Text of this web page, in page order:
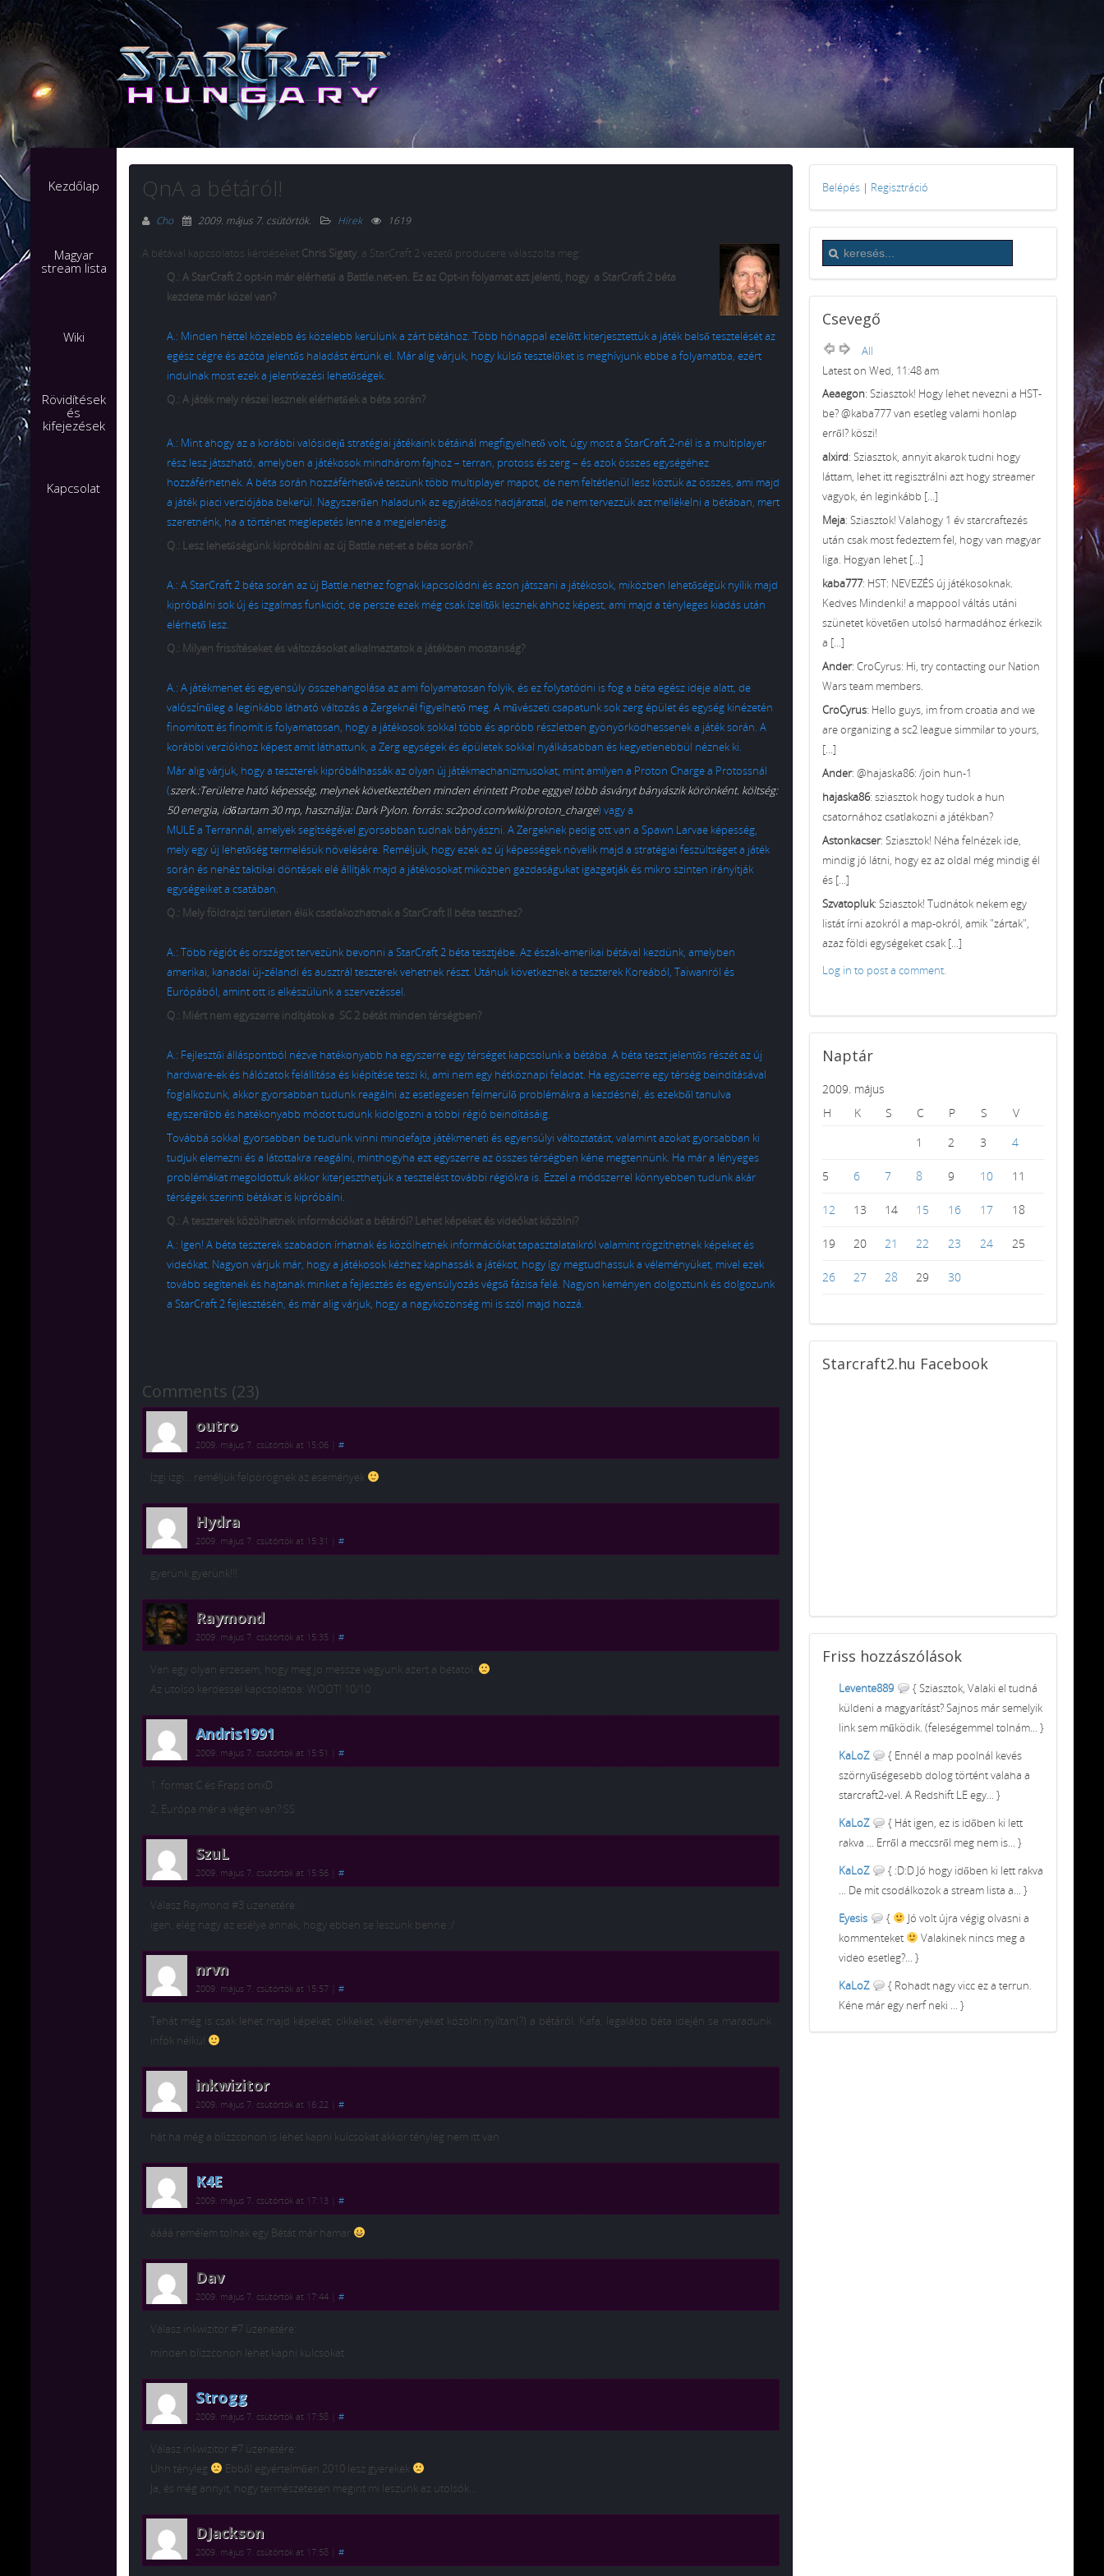
Kezdőlap
Magyar
stream lista
Wiki
Rövidítések
és
kifejezések
Kapcsolat
QnA a bétáról!
Cho 2009. május 7. csütörtök. Hírek 1619
A bétával kapcsolatos kérdéseket Chris Sigaty, a StarCraft 2 vezető producere válaszolta meg:
Q.: A StarCraft 2 opt-in már elérhető a Battle.net-en. Ez az Opt-in folyamat azt jelenti, hogy a StarCraft 2 béta
kezdete már közel van?
A.: Minden héttel közelebb és közelebb kerülünk a zárt bétához. Több hónappal ezelőtt kiterjesztettük a játék belső tesztelését az
egész cégre és azóta jelentős haladást értünk el. Már alig várjuk, hogy külső tesztelőket is meghívjunk ebbe a folyamatba, ezért
indulnak most ezek a jelentkezési lehetőségek.
Q.: A játék mely részei lesznek elérhetőek a béta során?
A.: Mint ahogy az a korábbi valósidejű stratégiai játékaink bétáinál megfigyelhető volt, úgy most a StarCraft 2-nél is a multiplayer
rész lesz játszható, amelyben a játékosok mindhárom fajhoz – terran, protoss és zerg – és azok összes egységéhez
hozzáférhetnek. A béta során hozzáférhetővé teszünk több multiplayer mapot, de nem feltétlenül lesz köztük az összes, ami majd
a játék piaci verziójába bekerül. Nagyszerűen haladunkaz egyjátékos hadjárattal, de nem tervezzük azt mellékelni a bétában, mert
szeretnénk, ha a történet meglepetés lenne a megjelenésig.
Q.: Lesz lehetőségünk kipróbálni az új Battle.net-et a béta során?
A.: A StarCraft 2 béta során az új Battle.nethez fognak kapcsolódni és azon játszani a játékosok, miközben lehetőségük nyílik majd
kipróbálni sok új és izgalmas funkciót, de persze ezek még csak ízelítők lesznek ahhoz képest, ami majd a tényleges kiadás után
elérhető lesz.
Q.: Milyen frissítéseket és változásokat alkalmaztatok a játékban mostanság?
A.: A játékmenet és egyensúly összehangolása az ami folyamatosan folyik, és ez folytatódni is fog a béta egész ideje alatt, de
valószínűleg a leginkább látható változás a Zergeknél figyelhető meg. A művészeti csapatunk sok zerg épület és egység kinézetén
finomított és finomít is folyamatosan, hogy a játékosok sokkal több és apróbb részletben gyönyörködhessenek a játék során. A
korábbi verziókhoz képest amit láthattunk, a Zerg egységek és épületek sokkal nyálkásabban és kegyetlenebbül néznek ki.
Már alig várjuk, hogy a teszterek kipróbálhassák az olyan új játékmechanizmusokat, mint amilyen a Proton Charge a Protossnál
(szerk.:Területre ható képesség, melynek következtében minden érintett Probe eggyel több ásványt bányászik körönként. költség:
50 energia, időtartam 30 mp, használja: Dark Pylon. forrás: sc2pod.com/wiki/proton_charge) vagy a
MULE a Terrannál, amelyek segítségével gyorsabban tudnak bányászni. A Zergeknek pedig ott van a Spawn Larvae képesség,
mely egy új lehetőség termelésük növelésére. Reméljük, hogy ezek az új képességek növelik majd a stratégiai feszültséget a játék
során és nehéz taktikai döntések elé állítják majd a játékosokat miközben gazdaságukat igazgatják és mikro szinten irányítják
egységeiket a csatában.
Q.: Mely földrajzi területen élők csatlakozhatnak a StarCraft II béta teszthez?
A.: Több régiót és országot tervezünk bevonni a StarCraft 2 béta tesztjébe. Az észak-amerikai bétával kezdünk, amelyben
amerikai, kanadai új-zélandi és ausztrál teszterek vehetnek részt. Utánuk következnek a teszterek Koreából, Taiwanról és
Európából, amint ott is elkészülünk a szervezéssel.
Q.: Miért nem egyszerre indítjátok a SC 2 bétát minden térségben?
A.: Fejlesztői álláspontból nézve hatékonyabb ha egyszerre egy térséget kapcsolunk a bétába. A béta teszt jelentős részét az új
hardware-ek és hálózatok felállítása és kiépítése teszi ki, ami nem egy hétköznapi feladat. Ha egyszerre egy térség beindításával
foglalkozunk, akkor gyorsabban tudunk reagálni az esetlegesen felmerülő problémákra a kezdésnél, és ezekből tanulva
egyszerűbb és hatékonyabb módot tudunk kidolgozni a többi régió beindításáig.
Továbbá sokkal gyorsabban be tudunk vinni mindefajta játékmeneti és egyensúlyi változtatást, valamint azokat gyorsabban ki
tudjuk elemezni és a látottakra reagálni, minthogyha ezt egyszerre az összes térségben kéne megtennünk. Ha már a lényeges
problémákat megoldottuk akkor kiterjeszthetjük a tesztelést további régiókra is. Ezzel a módszerrel könnyebben tudunk akár
térségek szerinti bétákat is kipróbálni.
Q.: A teszterek közölhetnek információkat a bétáról? Lehet képeket és videókat közölni?
A.: Igen! A béta teszterek szabadon írhatnak és közölhetnek információkat tapasztalataikról valamint rögzíthetnek képeket és
videókat. Nagyon várjuk már, hogy a játékosok kézhez kaphassák a játékot, hogy így megtudhassuk a véleményüket, mivel ezek
tovább segítenek és hajtanak minket a fejlesztés és egyensúlyozás végső fázisa felé. Nagyon keményen dolgoztunk és dolgozunk
a StarCraft 2 fejlesztésén, és már alig várjuk, hogy a nagyközönség mi is szól majd hozzá.
Comments (23)
outro
2009. május 7. csütörtök at 15:06 #
Izgi izgi… reméljük felpörögnek az események
Hydra
2009. május 7. csütörtök at 15:31 #
gyerünk gyerünk!!!
Raymond
2009. május 7. csütörtök at 15:35 #
Van egy olyan erzesem, hogy meg jo messze vagyunk azert a betatol.
Az utolso kerdessel kapcsolatba: WOOT! 10/10
Andris1991
2009. május 7. csütörtök at 15:51 #
1. format C és Fraps onxD
2, Európa mér a végén van?:SS
SzuL
2009. május 7. csütörtök at 15:56 #
Válasz Raymond #3 üzenetére:
igen, elég nagy az esélye annak, hogy ebben se leszünk benne :/
nrvn
2009. május 7. csütörtök at 15:57 #
Tehát még is csak lehet majd képeket, cikkeket, véleményeket közölni nyíltan(?) a bétáról. Kafa, legalább béta idején se maradunk
infók nélkül
inkwizitor
2009. május 7. csütörtök at 16:22 #
hát ha még a blizzconon is lehet kapni kulcsokat akkor tényleg nem itt van
K4E
2009. május 7. csütörtök at 17:13 #
áááá remélem tolnak egy Bétát már hamar
Dav
2009. május 7. csütörtök at 17:44 #
Válasz inkwizitor #7 üzenetére:
minden blizzconon lehet kapni kulcsokat
Strogg
2009. május 7. csütörtök at 17:58 #
Válasz inkwizitor #7 üzenetére:
Uhh tényleg
Ebből egyértelműen 2010 lesz gyerekek
Ja, és még annyit, hogy természetesen megint mi leszünk az utolsók…
DJackson
2009. május 7. csütörtök at 17:58 #
Belépés | Regisztráció
Csevegő
All
Latest on Wed, 11:48 am
Aeaegon: Sziasztok! Hogy lehet nevezni a HST-
be? @kaba777 van esetleg valami honlap
erről? köszi!
alxird: Sziasztok, annyit akarok tudni hogy
láttam, lehet itt regisztrálni azt hogy streamer
vagyok, én leginkább [...]
Meja: Sziasztok! Valahogy 1 év starcraftezés
után csak most fedeztem fel, hogy van magyar
liga. Hogyan lehet [...]
kaba777: HST: NEVEZÉS új játékosoknak.
Kedves Mindenki! a mappool váltás utáni
szünetet követően utolsó harmadához érkezik
a [...]
Ander: CroCyrus: Hi, try contacting our Nation
Wars team members.
CroCyrus: Hello guys, im from croatia and we
are organizing a sc2 league simmilar to yours,
[...]
Ander: @hajaska86: /join hun-1
hajaska86: sziasztok hogy tudok a hun
csatornához csatlakozni a játékban?
Astonkacser: Sziasztok! Néha felnézek ide,
mindig jó látni, hogy ez az oldal még mindig él
és [...]
Szvatopluk: Sziasztok! Tudnátok nekem egy
listát írni azokról a map-okról, amik "zártak",
azaz földi egységeket csak [...]
Log in to post a comment.
Naptár
2009. május
H
K S C P S
V
1
2 3 4
5 6 7 8 9 10 11
12 13 14 15 16 17 18
19 20 21 22 23 24 25
26 27 28 29 30
Starcraft2.hu Facebook
Friss hozzászólások
Levente889
{ Sziasztok, Valaki el tudná
küldeni a magyarítást? Sajnos már semelyik
link sem működik. (feleségemmel tolnám... }
KaLoZ
{ Ennél a map poolnál kevés
szörnyűségesebb dolog történt valaha a
starcraft2-vel. A Redshift LE egy... }
KaLoZ
{ Hát igen, ez is időben ki lett
rakva ... Erről a meccsről meg nem is... }
KaLoZ
{ :D:D Jó hogy időben ki lett rakva
... De mit csodálkozok a stream lista a... }
Eyesis
{
Jó volt újra végig olvasni a
kommenteket
Valakinek nincs meg a
video esetleg?... }
KaLoZ
{ Rohadt nagy vicc ez a terrun.
Kéne már egy nerf neki ... }